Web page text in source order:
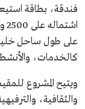
على طول ساحل
كالخدمات،
ويتيح المشروع
والثقافية،